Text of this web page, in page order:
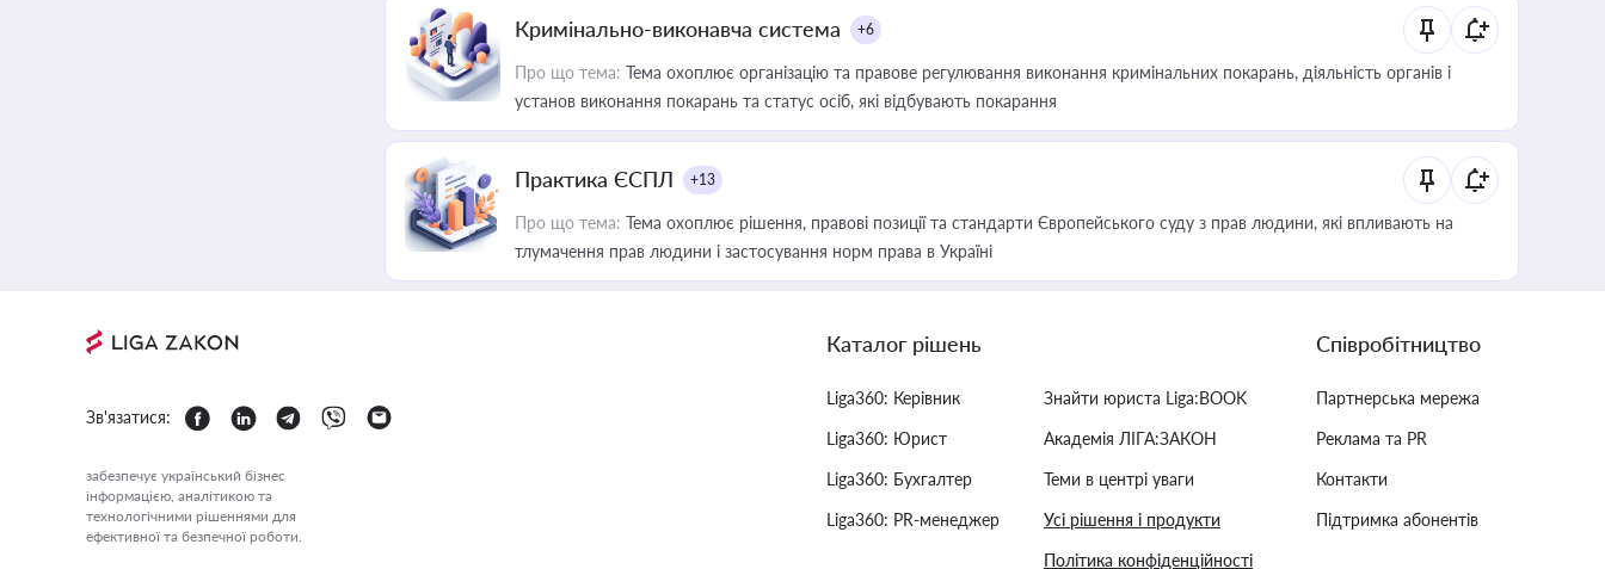
Кримінально-виконавча система +6
Про що тема: Тема охоплює організацію та правове регулювання виконання кримінальних покарань, діяльність органів і
установ виконання покарань та статус осіб, які відбувають покарання
Практика ЄСПЛ +13
Про що тема: Тема охоплює рішення, правові позиції та стандарти Європейського суду з прав людини, які впливають на
тлумачення прав людини і застосування норм права в Україні
Зв'язатися:
забезпечує український бізнес
інформацією, аналітикою та
технологічними рішеннями для
ефективної та безпечної роботи.
Каталог рішень
Liga360: Керівник
Liga360: Юрист
Liga360: Бухгалтер
Liga360: PR-менеджер
Знайти юриста Liga:BOOK
Академія ЛІГА:ЗАКОН
Теми в центрі уваги
Усі рішення і продукти
Політика конфіденційності
Співробітництво
Партнерська мережа
Реклама та PR
Контакти
Підтримка абонентів